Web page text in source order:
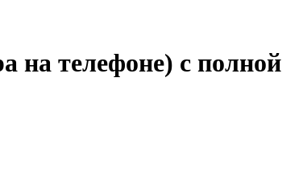
на телефоне) с полной